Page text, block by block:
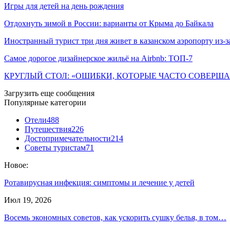
Игры для детей на день рождения
Отдохнуть зимой в России: варианты от Крыма до Байкала
Иностранный турист три дня живет в казанском аэропорту из-
Самое дорогое дизайнерское жильё на Airbnb: ТОП-7
КРУГЛЫЙ СТОЛ: «ОШИБКИ, КОТОРЫЕ ЧАСТО
Загрузить еще сообщения
Популярные категории
Отели488
Путешествия226
Достопримечательности214
Советы туристам71
Новое:
Ротавирусная инфекция: симптомы и лечение у детей
Июл 19, 2026
Восемь экономных советов, как ускорить сушку белья, в том…